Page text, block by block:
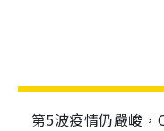
第5波疫情仍嚴峻